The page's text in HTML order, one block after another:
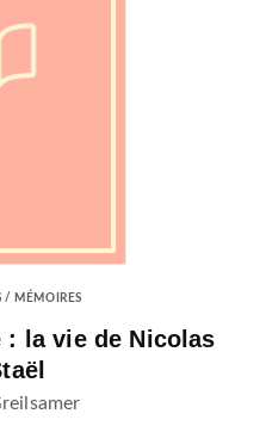
/ MÉMOIRES
: la vie de Nicolas